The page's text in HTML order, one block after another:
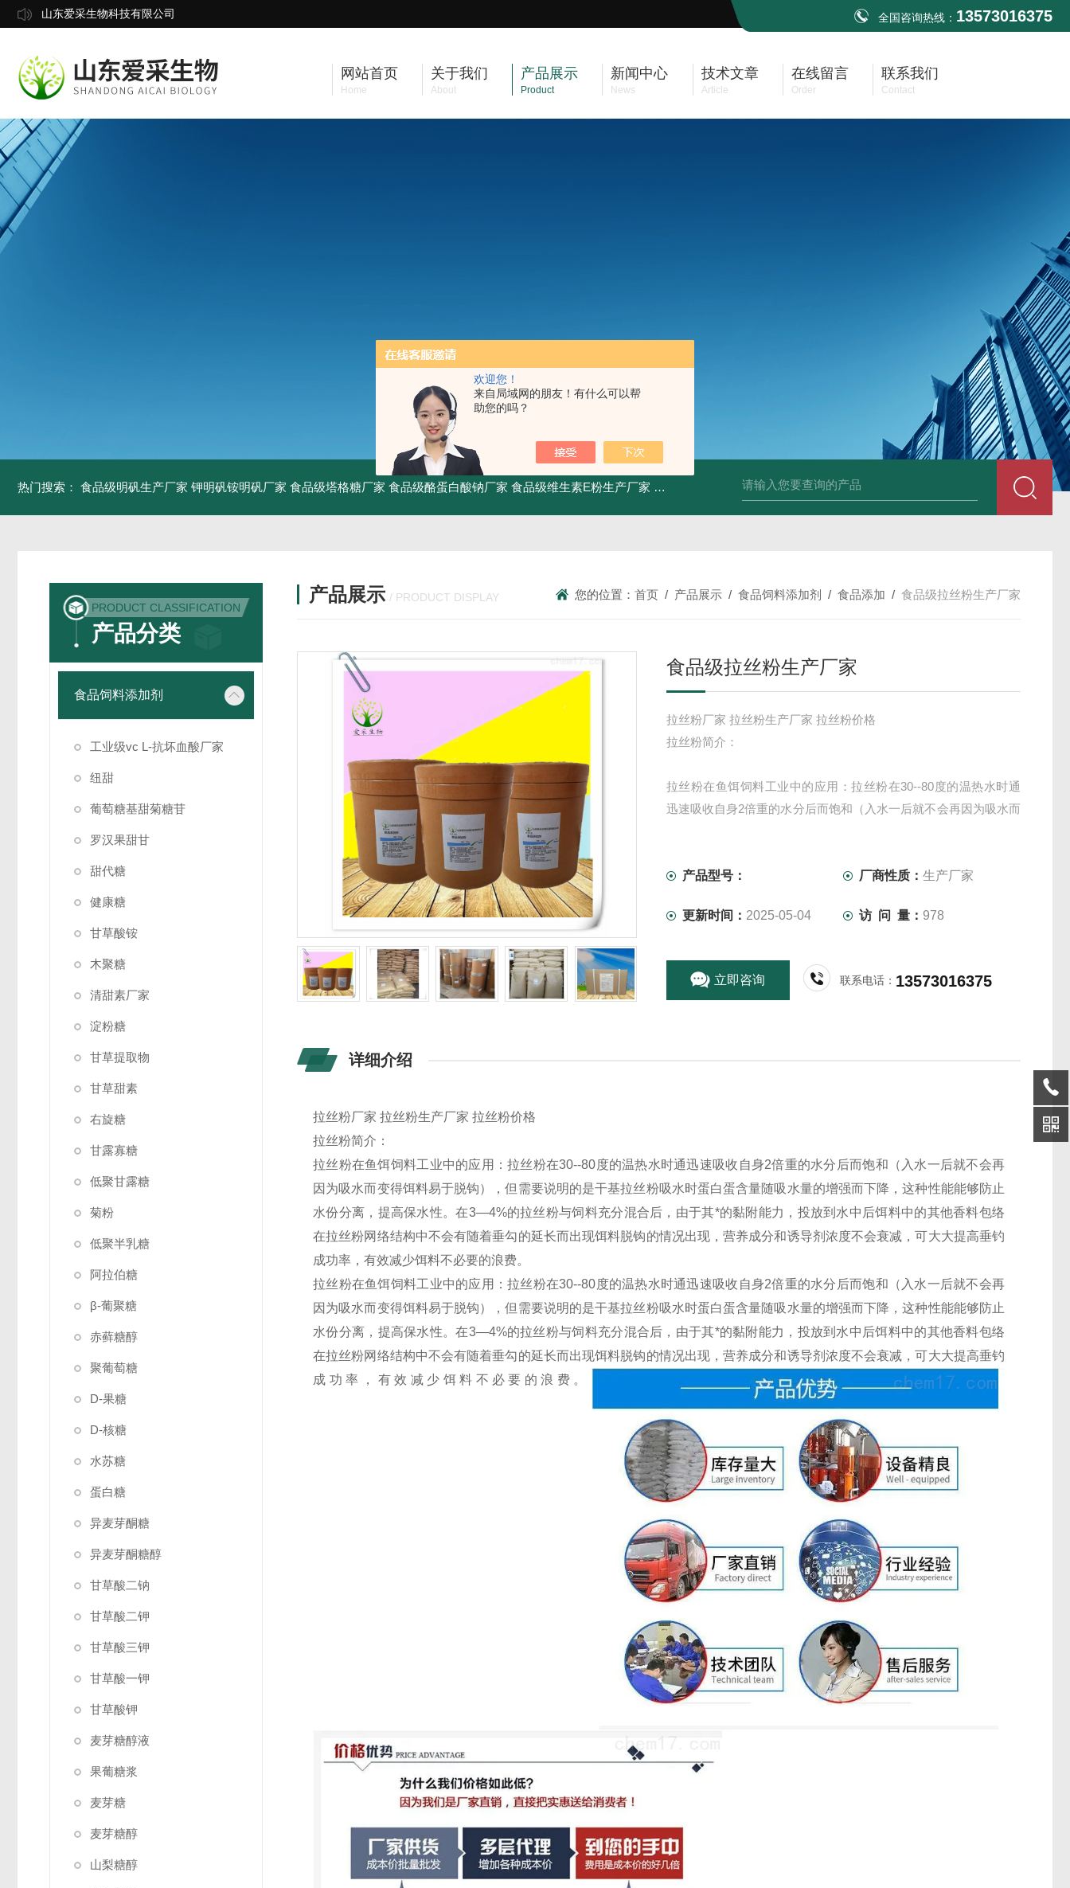
欢迎您！
来自局域网的朋友！有什么可以帮
助您的吗？
山东爱采生物科技有限公司 全国咨询热线： 13573016375
网站首页
Home
关于我们
About
产品展示
Product
新闻中心
News
技术文章
Article
在线留言
Order
联系我们
Contact
热门搜索： 食品级明矾生产厂家 钾明矾铵明矾厂家 食品级塔格糖厂家 食品级酪蛋白酸钠厂家 食品级维生素E粉生产厂家 食品级牛骨胶原蛋白生产厂家 食品级复合氨基酸生产厂家 食品级黄原胶生产厂
PRODUCT CLASSIFICATION
产品分类
食品饲料添加剂
工业级vc L-抗坏血酸厂家
纽甜
葡萄糖基甜菊糖苷
罗汉果甜甘
甜代糖
健康糖
甘草酸铵
木聚糖
清甜素厂家
淀粉糖
甘草提取物
甘草甜素
右旋糖
甘露寡糖
低聚甘露糖
菊粉
低聚半乳糖
阿拉伯糖
β-葡聚糖
赤藓糖醇
聚葡萄糖
D-果糖
D-核糖
水苏糖
蛋白糖
异麦芽酮糖
异麦芽酮糖醇
甘草酸二钠
甘草酸二钾
甘草酸三钾
甘草酸一钾
甘草酸钾
麦芽糖醇液
果葡糖浆
麦芽糖
麦芽糖醇
山梨糖醇
产品展示 / PRODUCT DISPLAY 您的位置： 首页 / 产品展示 / 食品饲料添加剂 / 食品添加 / 食品级拉丝粉生产厂家
食品级拉丝粉生产厂家
拉丝粉厂家 拉丝粉生产厂家 拉丝粉价格
拉丝粉简介：
拉丝粉在鱼饵饲料工业中的应用：拉丝粉在30--80度的温热水时通
迅速吸收自身2倍重的水分后而饱和（入水一后就不会再因为吸水而
性。产品型号： 厂商性质：生产厂家
更新时间： 2025-05-04 访 问 量： 978
立即咨询 联系电话： 13573016375
详细介绍
拉丝粉厂家 拉丝粉生产厂家 拉丝粉价格
拉丝粉简介：
拉丝粉在鱼饵饲料工业中的应用：拉丝粉在30--80度的温热水时通迅速吸收自身2倍重的水分后而饱和（入水一后就不会再
因为吸水而变得饵料易于脱钩），但需要说明的是干基拉丝粉吸水时蛋白蛋含量随吸水量的增强而下降，这种性能能够防止
水份分离，提高保水性。在3—4%的拉丝粉与饲料充分混合后，由于其*的黏附能力，投放到水中后饵料中的其他香料包络
在拉丝粉网络结构中不会有随着垂勾的延长而出现饵料脱钩的情况出现，营养成分和诱导剂浓度不会衰减，可大大提高垂钓
成功率，有效减少饵料不必要的浪费。
拉丝粉在鱼饵饲料工业中的应用：拉丝粉在30--80度的温热水时通迅速吸收自身2倍重的水分后而饱和（入水一后就不会再
因为吸水而变得饵料易于脱钩），但需要说明的是干基拉丝粉吸水时蛋白蛋含量随吸水量的增强而下降，这种性能能够防止
水份分离，提高保水性。在3—4%的拉丝粉与饲料充分混合后，由于其*的黏附能力，投放到水中后饵料中的其他香料包络
在拉丝粉网络结构中不会有随着垂勾的延长而出现饵料脱钩的情况出现，营养成分和诱导剂浓度不会衰减，可大大提高垂钓
成功率，有效减少饵料不必要的浪费。